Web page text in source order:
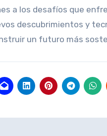
a los desafíos que
descubrimientos y
un futuro más